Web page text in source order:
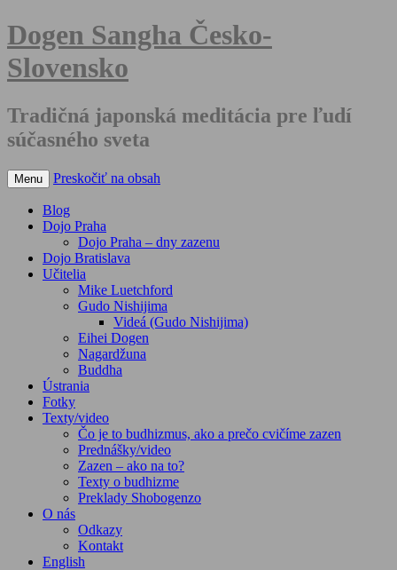
Dogen Sangha Česko-
Slovensko
Tradičná japonská meditácia pre ľudí
súčasného sveta
Menu Preskočiť na obsah
Blog
Dojo Praha
Dojo Praha – dny zazenu
Dojo Bratislava
Učitelia
Mike Luetchford
Gudo Nishijima
Videá (Gudo Nishijima)
Eihei Dogen
Nagardžuna
Buddha
Ústrania
Fotky
Texty/video
Čo je to budhizmus, ako a prečo cvičíme zazen
Prednášky/video
Zazen – ako na to?
Texty o budhizme
Preklady Shobogenzo
O nás
Odkazy
Kontakt
English